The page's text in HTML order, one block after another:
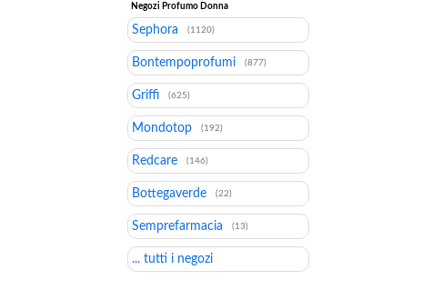
Negozi Profumo Donna
Sephora (1120)
Bontempoprofumi (877)
Griffi (625)
Mondotop (192)
Redcare (146)
Bottegaverde (22)
Semprefarmacia (13)
... tutti i negozi